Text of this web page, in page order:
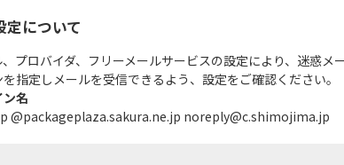
定について
プロバイダ、フリーメールサービスの設定により、迷惑
指定しメールを受信できるよう、設定をご確認ください。
名
@packageplaza.sakura.ne.jp noreply@c.shimojima.jp